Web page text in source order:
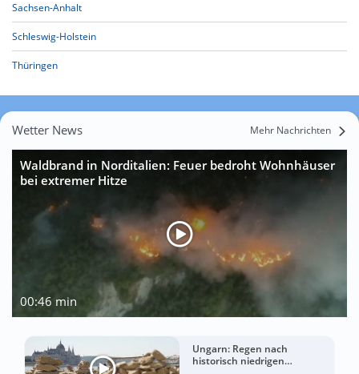
Sachsen-Anhalt
Schleswig-Holstein
Thüringen
Wetter News Mehr Nachrichten
Waldbrand in Norditalien: Feuer bedroht Wohnhäuser
bei extremer Hitze
00:46 min
Ungarn: Regen nach
historisch niedrigen